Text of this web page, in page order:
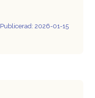
Publicerad: 2026-01-15